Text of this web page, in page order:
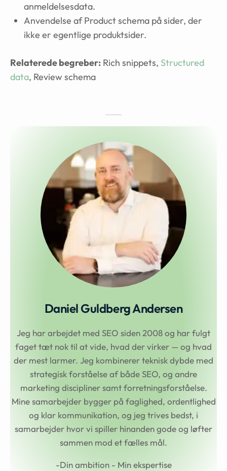
anmeldelsesdata.
Anvendelse af Product schema på sider, der
ikke er egentlige produktsider.
Relaterede begreber: Rich snippets, Structured
data, Review schema
Daniel Guldberg Andersen
Jeg har arbejdet med SEO siden 2008 og har fulgt
faget tæt nok til at vide, hvad der virker — og hvad
der mest larmer. Jeg kombinerer teknisk dybde med
strategisk forståelse af både SEO, og andre
marketing discipliner samt forretningsforståelse.
Mine samarbejder bygger på faglighed, ordentlighed
og klar kommunikation, og jeg trives bedst, i
samarbejder hvor vi spiller hinanden gode og løfter
sammen mod et fælles mål.
-Din ambition - Min ekspertise